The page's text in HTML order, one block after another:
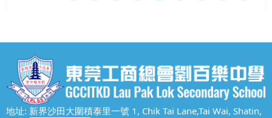
地址: 新界沙田大圍積泰里一號 1, Chik Tai Lane,Tai Wai, Shatin,